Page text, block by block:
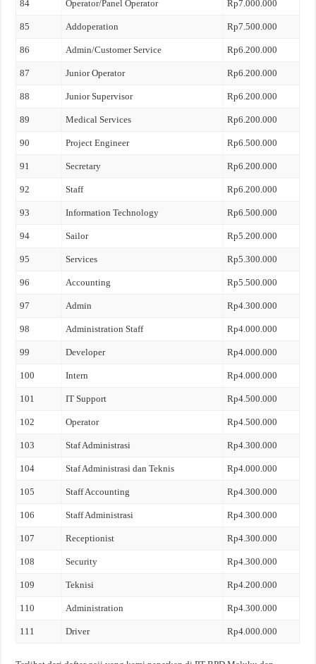
84 Operator/Panel Operator Rp7.000.000
85 Addoperation Rp7.500.000
86 Admin/Customer Service Rp6.200.000
87 Junior Operator Rp6.200.000
88 Junior Supervisor Rp6.200.000
89 Medical Services Rp6.200.000
90 Project Engineer Rp6.500.000
91 Secretary Rp6.200.000
92 Staff Rp6.200.000
93 Information Technology Rp6.500.000
94 Sailor Rp5.200.000
95 Services Rp5.300.000
96 Accounting Rp5.500.000
97 Admin Rp4.300.000
98 Administration Staff Rp4.000.000
99 Developer Rp4.000.000
100 Intern Rp4.000.000
101 IT Support Rp4.500.000
102 Operator Rp4.500.000
103 Staf Administrasi Rp4.300.000
104 Staf Administrasi dan Teknis Rp4.000.000
105 Staff Accounting Rp4.300.000
106 Staff Administrasi Rp4.300.000
107 Receptionist Rp4.300.000
108 Security Rp4.300.000
109 Teknisi Rp4.200.000
110 Administration Rp4.300.000
111 Driver Rp4.000.000